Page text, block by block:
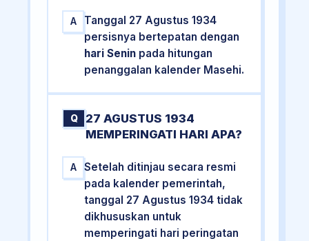
A
Tanggal 27 Agustus 1934
persisnya bertepatan dengan
hari Senin pada hitungan
penanggalan kalender Masehi.
Q
27 AGUSTUS 1934
MEMPERINGATI HARI APA?
A
Setelah ditinjau secara resmi
pada kalender pemerintah,
tanggal 27 Agustus 1934 tidak
dikhususkan untuk
memperingati hari peringatan